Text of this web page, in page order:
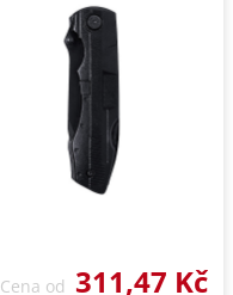
Cena od 311,47 Kč